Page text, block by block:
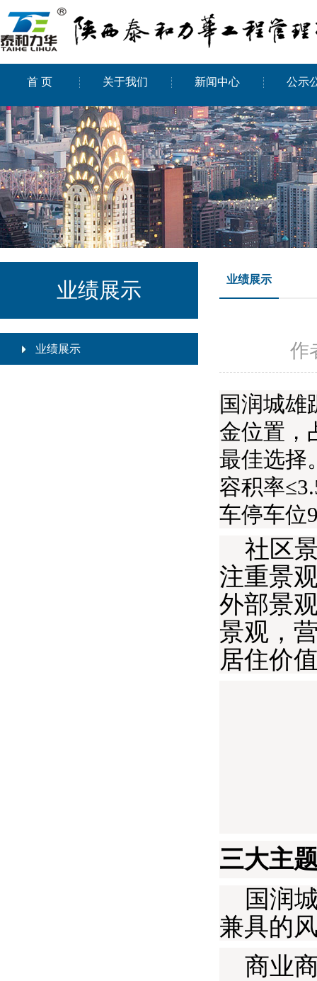
首 页 关于我们 新闻中心 公示
业绩展示
业绩展示
业绩展示
作
国润城
金位置，
最佳选择
容积率
车停车位
社区景
注重景
外部景
景观，
居住价
三大主
国润城
兼具的
商业